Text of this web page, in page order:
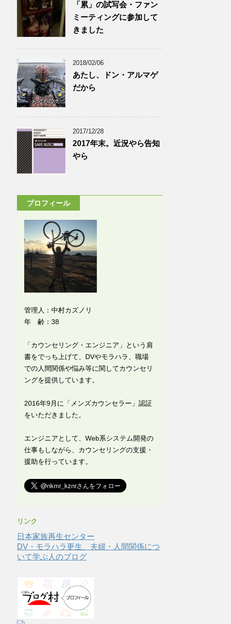
「累」の試写会・ファン
ミーティングに参加して
きました
2018/02/06
あたし、ドン・アルマゲ
だから
2017/12/28
2017年末。近況やら告知
やら
プロフィール
管理人：中村カズノリ
年 齢：38
「カウンセリング・エンジニア」という肩
書をでっち上げて、DVやモラハラ、職場
での人間関係や悩み等に関してカウンセリ
ングを提供しています。
2016年9月に「メンズカウンセラー」認証
をいただきました。
エンジニアとして、Web系システム開発の
仕事もしながら、カウンセリングの支援・
援助を行っています。
リンク
日本家族再生センター
DV・モラハラ更生、夫婦・人間関係につ
いて学ぶ人のブログ